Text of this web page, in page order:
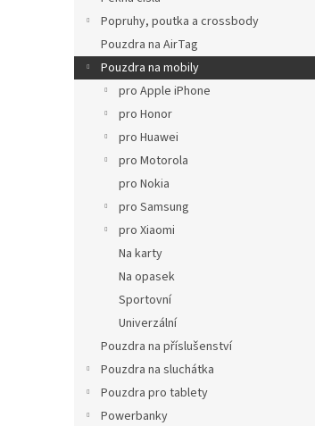
Popruhy, poutka a crossbody
Pouzdra na AirTag
Pouzdra na mobily
pro Apple iPhone
pro Honor
pro Huawei
pro Motorola
pro Nokia
pro Samsung
pro Xiaomi
Na karty
Na opasek
Sportovní
Univerzální
Pouzdra na příslušenství
Pouzdra na sluchátka
Pouzdra pro tablety
Powerbanky